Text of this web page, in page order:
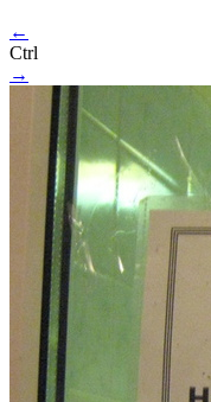
←
Ctrl
→